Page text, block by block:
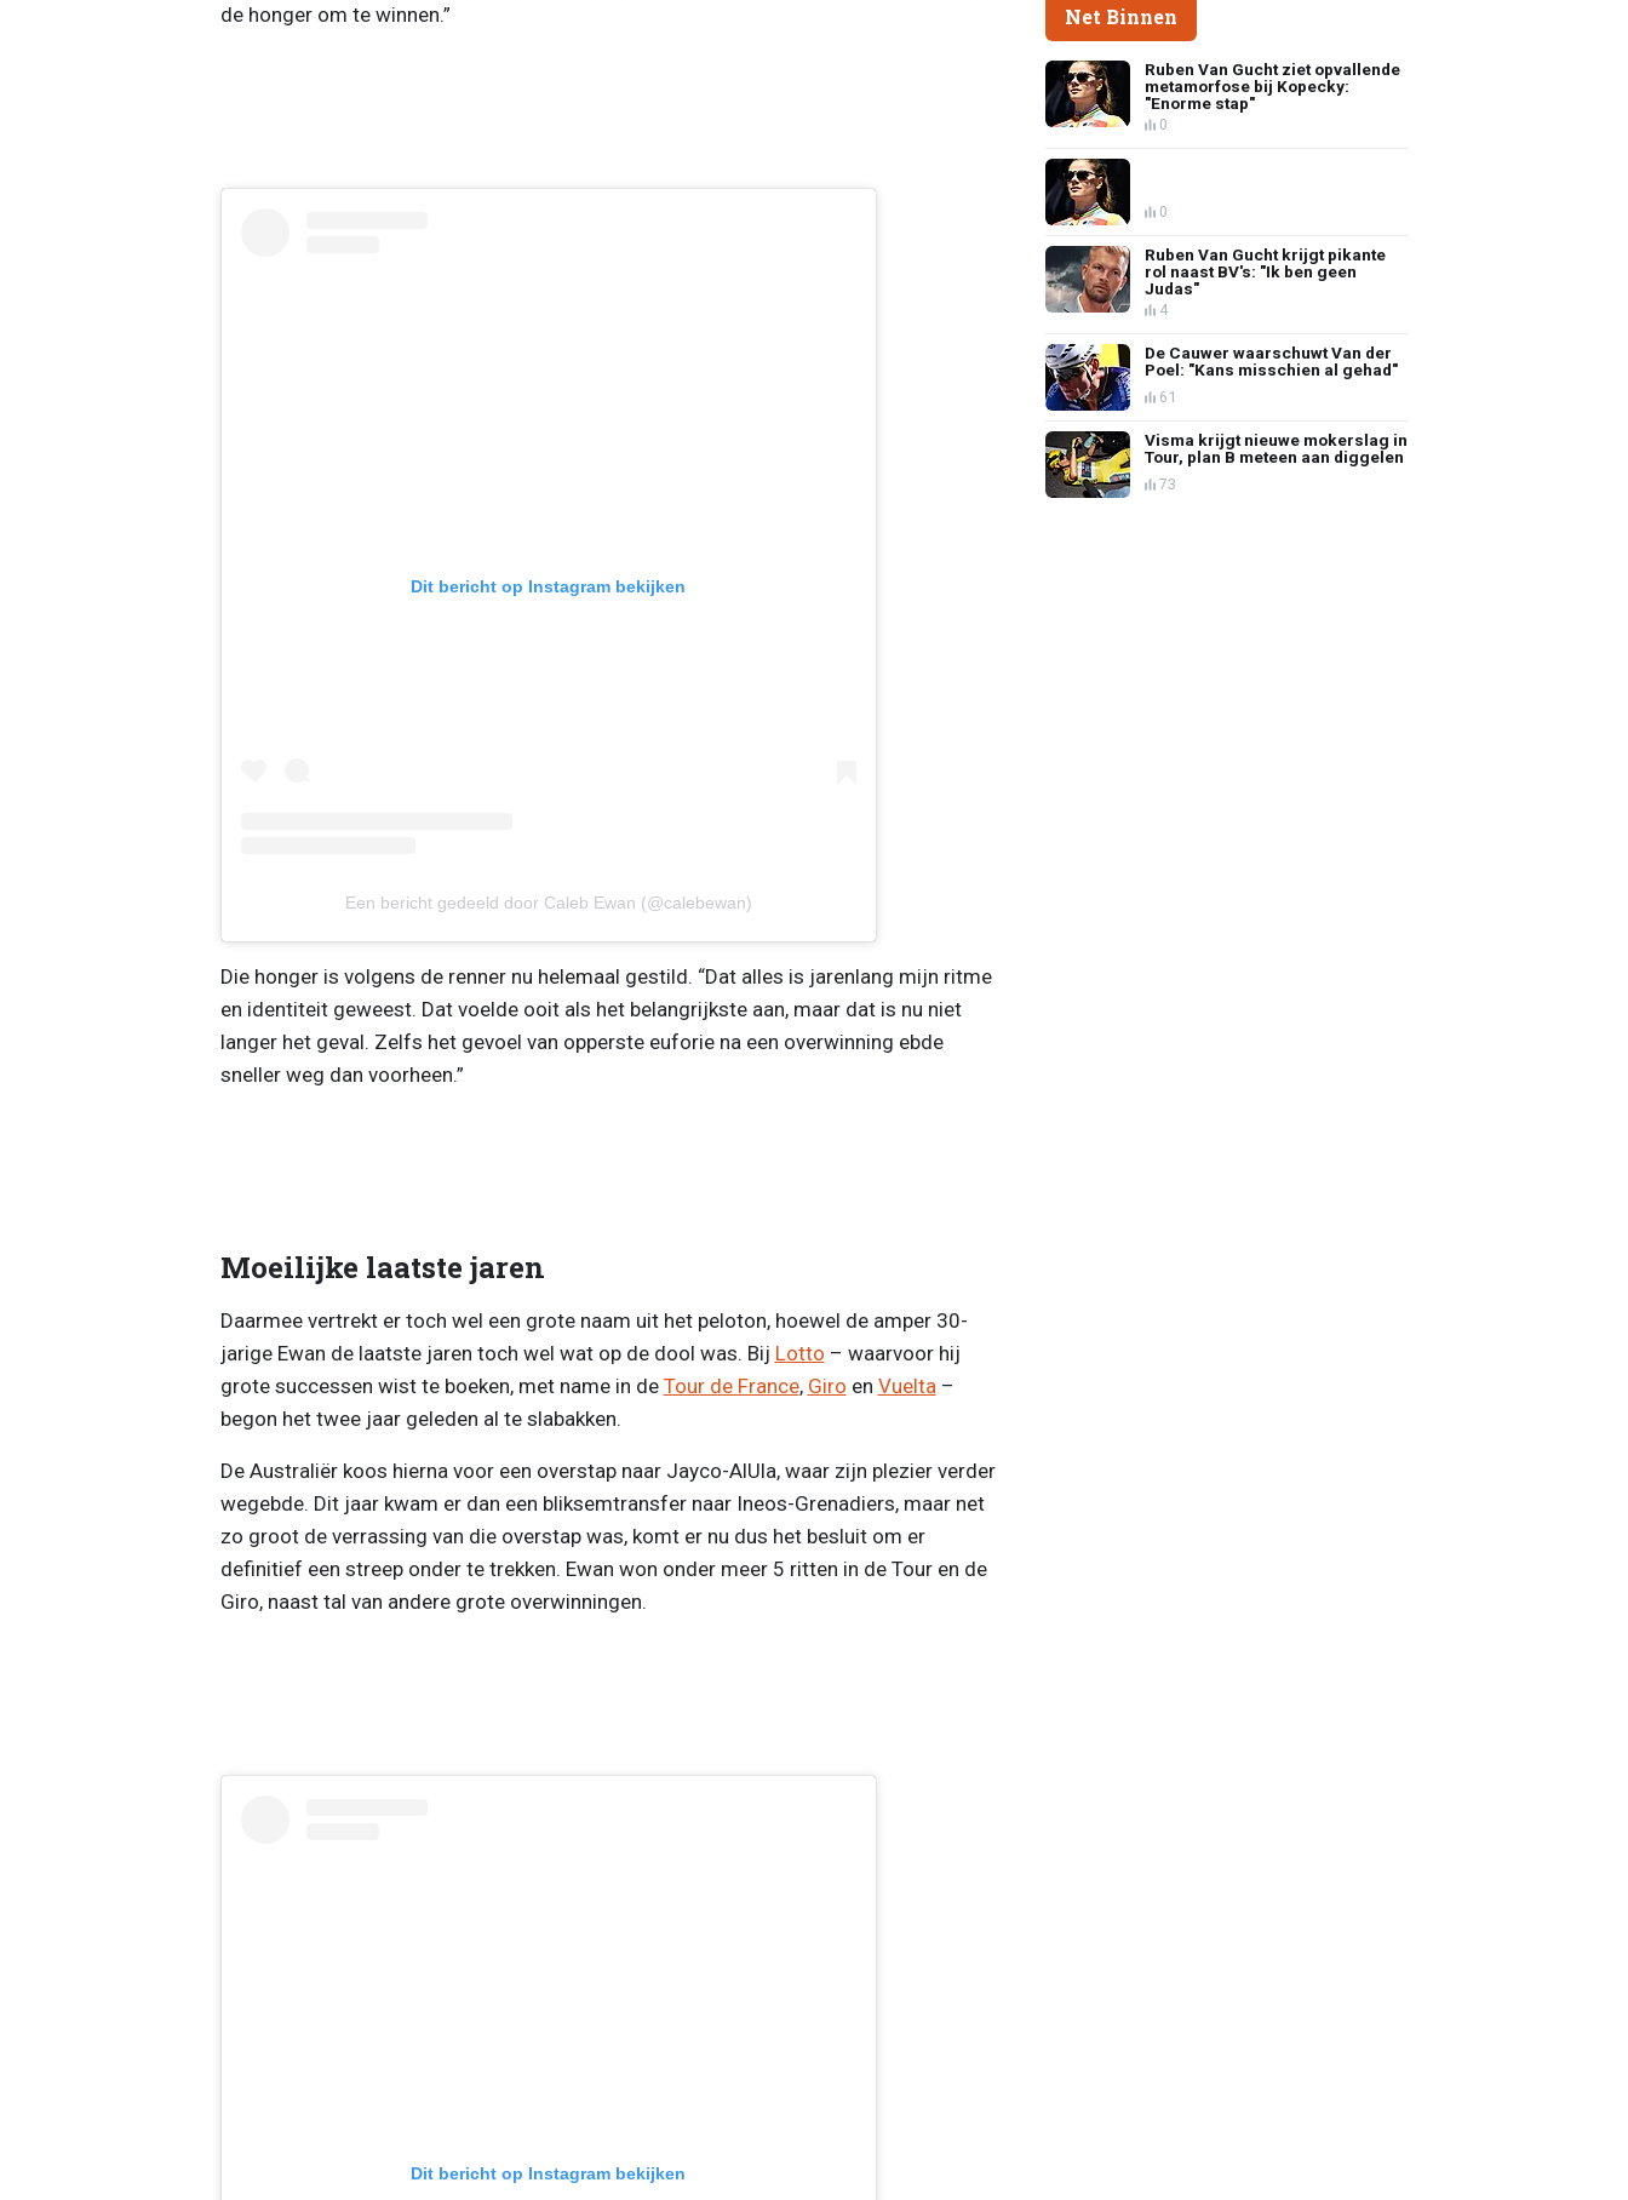
de honger om te winnen.”
Dit bericht op Instagram bekijken
Een bericht gedeeld door Caleb Ewan (@calebewan)
Die honger is volgens de renner nu helemaal gestild. “Dat alles is jarenlang mijn ritme
en identiteit geweest. Dat voelde ooit als het belangrijkste aan, maar dat is nu niet
langer het geval. Zelfs het gevoel van opperste euforie na een overwinning ebde
sneller weg dan voorheen.”
Moeilijke laatste jaren
Daarmee vertrekt er toch wel een grote naam uit het peloton, hoewel de amper 30-
jarige Ewan de laatste jaren toch wel wat op de dool was. Bij Lotto – waarvoor hij
grote successen wist te boeken, met name in de Tour de France, Giro en Vuelta–
begon het twee jaar geleden al te slabakken.
De Australiër koos hierna voor een overstap naar Jayco-AlUla, waar zijn plezier verder
wegebde. Dit jaar kwam er dan een bliksemtransfer naar Ineos-Grenadiers, maar net
zo groot de verrassing van die overstap was, komt er nu dus het besluit om er
definitief een streep onder te trekken. Ewan won onder meer 5 ritten in de Tour en de
Giro, naast tal van andere grote overwinningen.
Dit bericht op Instagram bekijken
Net Binnen
Ruben Van Gucht ziet opvallende
metamorfose bij Kopecky:
"Enorme stap"
0
0
Ruben Van Gucht krijgt pikante
rol naast BV's: "Ik ben geen
Judas"
4
De Cauwer waarschuwt Van der
Poel: "Kans misschien al gehad"
61
Visma krijgt nieuwe mokerslag in
Tour, plan B meteen aan diggelen
73